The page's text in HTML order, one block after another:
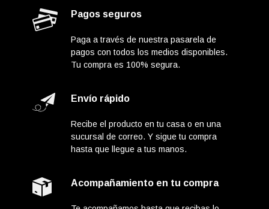
Pagos seguros
Paga a través de nuestra pasarela de
pagos con todos los medios disponibles.
Tu compra es 100% segura.
Envío rápido
Recibe el producto en tu casa o en una
sucursal de correo. Y sigue tu compra
hasta que llegue a tus manos.
Acompañamiento en tu compra